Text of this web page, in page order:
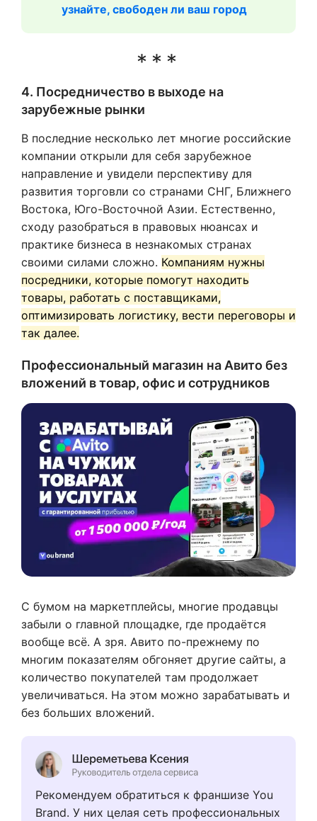
узнайте, свободен ли ваш город
4. Посредничество в выходе на
зарубежные рынки
В последние несколько лет многие российские
компании открыли для себя зарубежное
направление и увидели перспективу для
развития торговли со странами СНГ, Ближнего
Востока, Юго-Восточной Азии. Естественно,
сходу разобраться в правовых нюансах и
практике бизнеса в незнакомых странах
своими силами сложно. Компаниям нужны
посредники, которые помогут находить
товары, работать с поставщиками,
оптимизировать логистику, вести переговоры и
так далее.
Профессиональный магазин на Авито без
вложений в товар, офис и сотрудников
С бумом на маркетплейсы, многие продавцы
забыли о главной площадке, где продаётся
вообще всё. А зря. Авито по-прежнему по
многим показателям обгоняет другие сайты, а
количество покупателей там продолжает
увеличиваться. На этом можно зарабатывать и
без больших вложений.
Рекомендуем обратиться к франшизе You
Brand. У них целая сеть профессиональных